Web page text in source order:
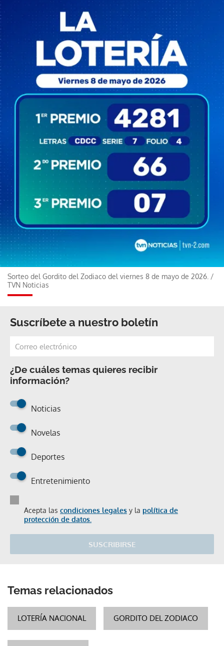
Sorteo del Gordito del Zodiaco del viernes 8 de mayo de 2026. /
TVN Noticias
Suscríbete a nuestro boletín
¿De cuáles temas quieres recibir
información?
Noticias
Novelas
Deportes
Entretenimiento
Acepta las condiciones legales y la política de
protección de datos.
SUSCRIBIRSE
Temas relacionados
LOTERÍA NACIONAL GORDITO DEL ZODIACO